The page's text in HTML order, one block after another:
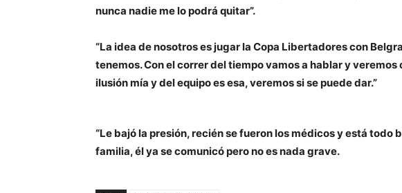
nunca nadie me lo podrá quitar”.
“La idea de nosotros es jugar la Copa Libertadores con
tenemos. Con el correr del tiempo vamos a hablar y veremos
ilusión mía y del equipo es esa, veremos si se puede dar.”
“Le bajó la presión, recién se fueron los médicos y está todo
familia, él ya se comunicó pero no es nada grave.